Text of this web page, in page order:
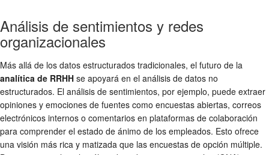
Análisis de sentimientos y redes
organizacionales
Más allá de los datos estructurados tradicionales, el futuro de la
analítica de RRHH se apoyará en el análisis de datos no
estructurados. El análisis de sentimientos, por ejemplo, puede extraer
opiniones y emociones de fuentes como encuestas abiertas, correos
electrónicos internos o comentarios en plataformas de colaboración
para comprender el estado de ánimo de los empleados. Esto ofrece
una visión más rica y matizada que las encuestas de opción múltiple.